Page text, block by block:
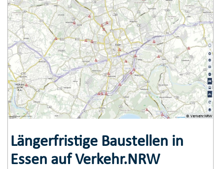
© Verkehr.NRW
Längerfristige Baustellen in
Essen auf Verkehr.NRW